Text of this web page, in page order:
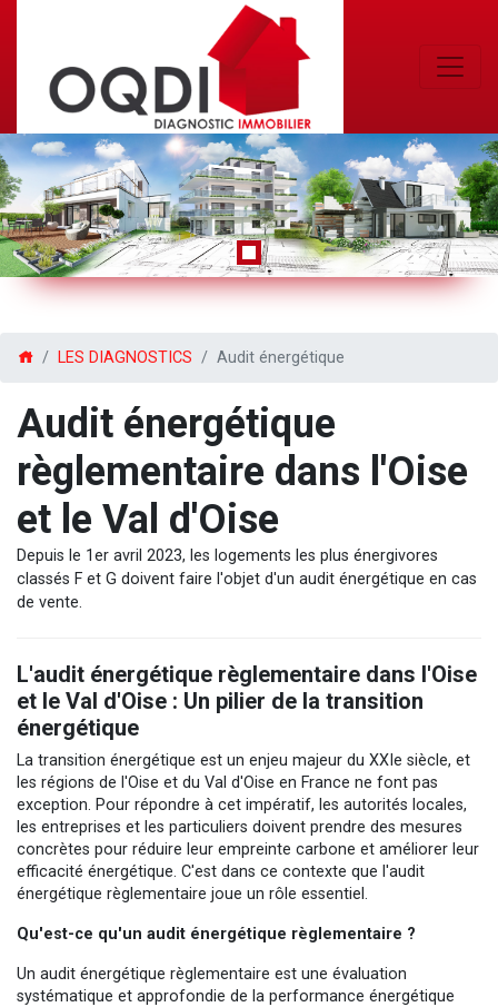
Previous Next
LES DIAGNOSTICS Audit énergétique
Audit énergétique
règlementaire dans l'Oise
et le Val d'Oise
Depuis le 1er avril 2023, les logements les plus énergivores
classés F et G doivent faire l'objet d'un audit énergétique en cas
de vente.
L'audit énergétique règlementaire dans l'Oise
et le Val d'Oise : Un pilier de la transition
énergétique
La transition énergétique est un enjeu majeur du XXIe siècle, et
les régions de l'Oise et du Val d'Oise en France ne font pas
exception. Pour répondre à cet impératif, les autorités locales,
les entreprises et les particuliers doivent prendre des mesures
concrètes pour réduire leur empreinte carbone et améliorer leur
efficacité énergétique. C'est dans ce contexte que l'audit
énergétique règlementaire joue un rôle essentiel.
Qu'est-ce qu'un audit énergétique règlementaire ?
Un audit énergétique règlementaire est une évaluation
systématique et approfondie de la performance énergétique